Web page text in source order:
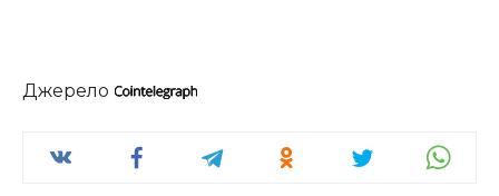
Джерело